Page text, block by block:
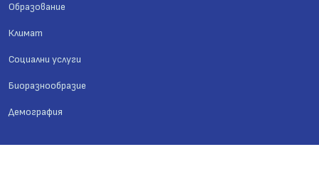
Образование
Климат
Социални услуги
Биоразнообразие
Демография